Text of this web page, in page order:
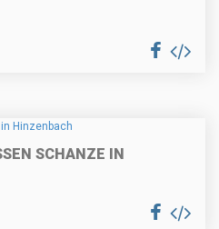
SCHANZE IN H